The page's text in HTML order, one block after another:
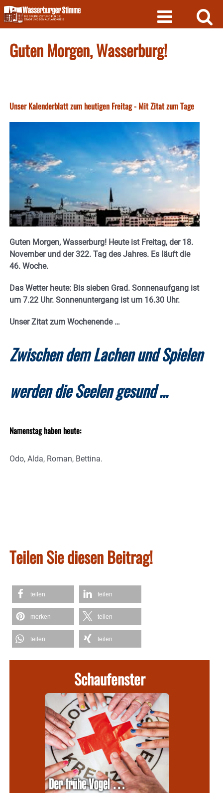
Skip
to
content
Guten Morgen, Wasserburg!
Unser Kalenderblatt zum heutigen Freitag - Mit Zitat zum Tage
Guten Morgen, Wasserburg! Heute ist Freitag, der 18.
November und der 322. Tag des Jahres. Es läuft die
46. Woche.
Das Wetter heute: Bis sieben Grad. Sonnenaufgang ist
um 7.22 Uhr. Sonnenuntergang ist um 16.30 Uhr.
Unser Zitat zum Wochenende …
Zwischen dem Lachen und Spielen
werden die Seelen gesund …
Namenstag haben heute:
Odo, Alda, Roman, Bettina.
Teilen Sie diesen Beitrag!
teilen teilen
merken teilen
teilen teilen
Schaufenster